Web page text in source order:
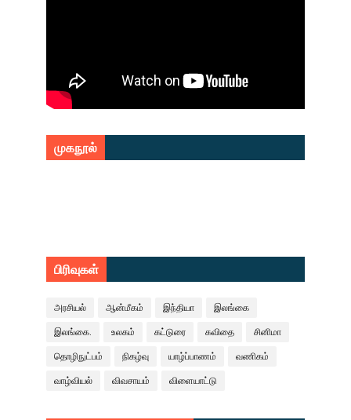
முகநூல்
பிரிவுகள்
அரசியல் ஆன்மீகம் இந்தியா இலங்கை
இலங்கை. உலகம் கட்டுரை கவிதை சினிமா
தொழிநுட்பம் நிகழ்வு யாழ்ப்பாணம் வணிகம்
வாழ்வியல் விவசாயம் விளையாட்டு